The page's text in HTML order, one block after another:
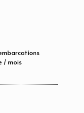
/ mois